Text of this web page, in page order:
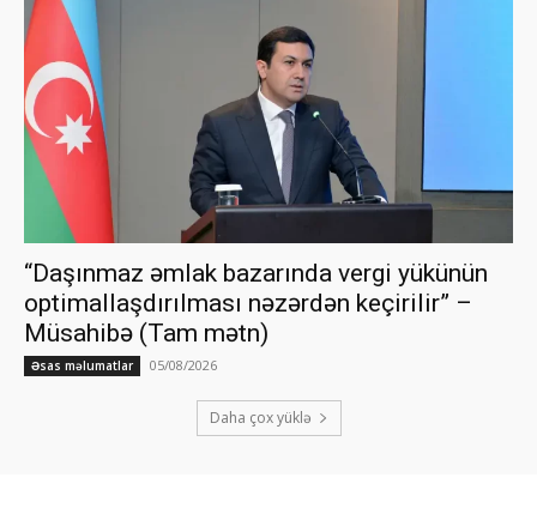
“Daşınmaz əmlak bazarında vergi yükünün
optimallaşdırılması nəzərdən keçirilir” –
Müsahibə (Tam mətn)
Əsas məlumatlar 05/08/2026
Daha çox yüklə